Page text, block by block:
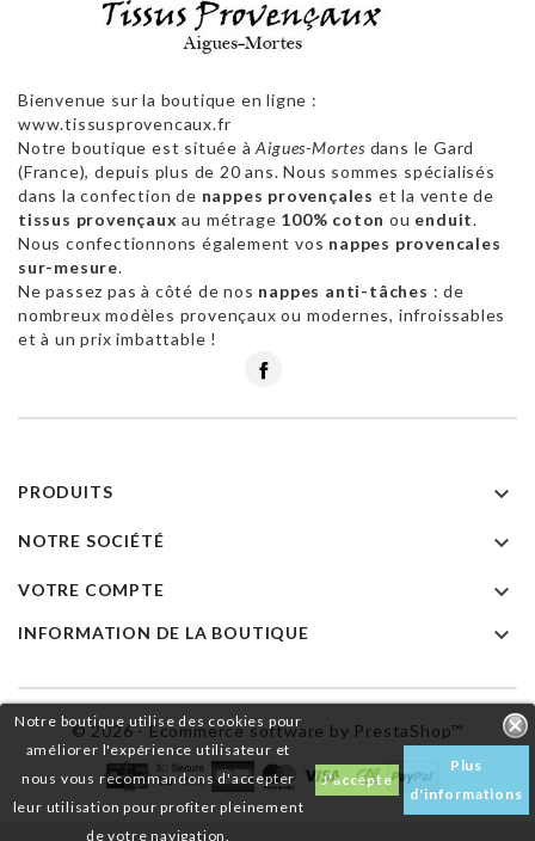
Notre boutique utilise des cookies pour
améliorer l'expérience utilisateur et
nous vous recommandons d'accepter
leur utilisation pour profiter pleinement
de votre navigation.
J'accepte
Plus
d'informations
Bienvenue sur la boutique en ligne :
www.tissusprovencaux.fr
Notre boutique est située àAigues-Mortes dans le Gard
(France), depuis plus de 20 ans. Nous sommes spécialisés
dans la confection de nappes provençales et la vente de
tissus provençaux au métrage 100% coton ou enduit.
Nous confectionnons également vos nappes provencales
sur-mesure.
Ne passez pas à côté de nos nappes anti-tâches : de
nombreux modèles provençaux ou modernes, infroissables
et à un prix imbattable !
PRODUITS 
NOTRE SOCIÉTÉ 
VOTRE COMPTE 
INFORMATION DE LA BOUTIQUE 
© 2026 - Ecommerce software by PrestaShop™